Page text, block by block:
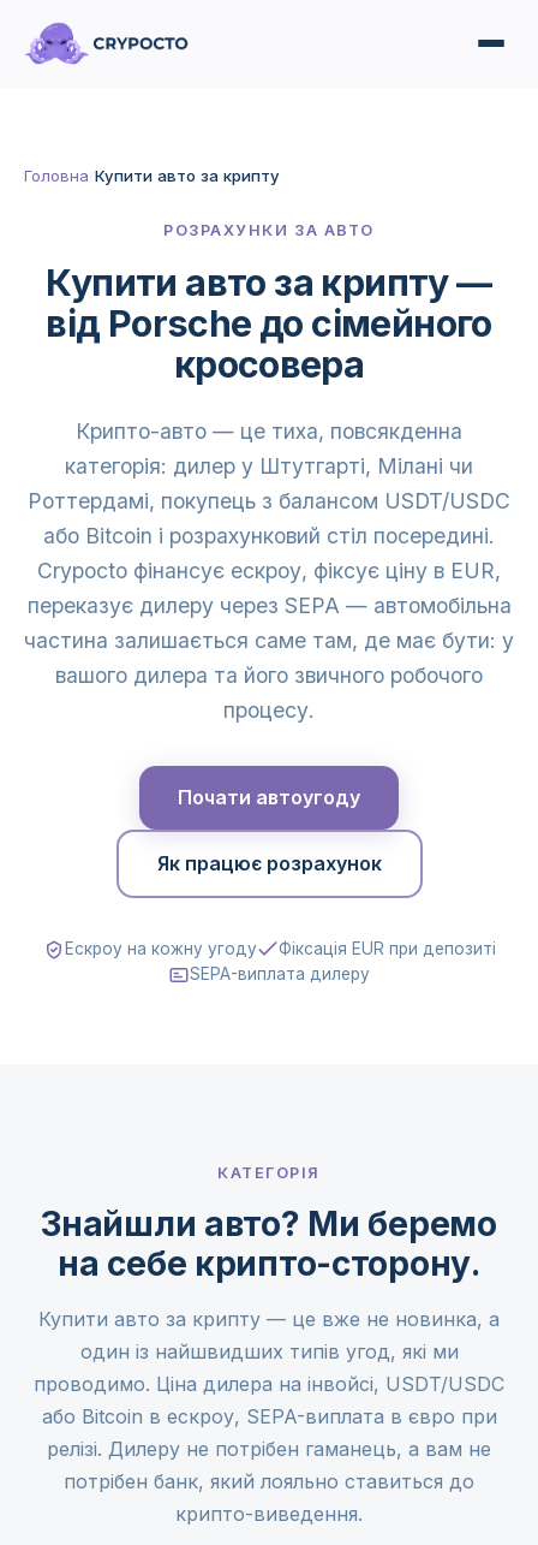
Головна Купити авто за крипту
РОЗРАХУНКИ ЗА АВТО
Купити авто за крипту —
від Porsche до сімейного
кросовера
Крипто-авто — це тиха, повсякденна
категорія: дилер у Штутгарті, Мілані чи
Роттердамі, покупець з балансом USDT/USDC
або Bitcoin і розрахунковий стіл посередині.
Crypocto фінансує ескроу, фіксує ціну в EUR,
переказує дилеру через SEPA — автомобільна
частина залишається саме там, де має бути: у
вашого дилера та його звичного робочого
процесу.
Почати автоугоду
Як працює розрахунок
Ескроу на кожну угоду
Фіксація EUR при депозиті
SEPA-виплата дилеру
КАТЕГОРІЯ
Знайшли авто? Ми беремо
на себе крипто-сторону.
Купити авто за крипту — це вже не новинка, а
один із найшвидших типів угод, які ми
проводимо. Ціна дилера на інвойсі, USDT/USDC
або Bitcoin в ескроу, SEPA-виплата в євро при
релізі. Дилеру не потрібен гаманець, а вам не
потрібен банк, який лояльно ставиться до
крипто-виведення.